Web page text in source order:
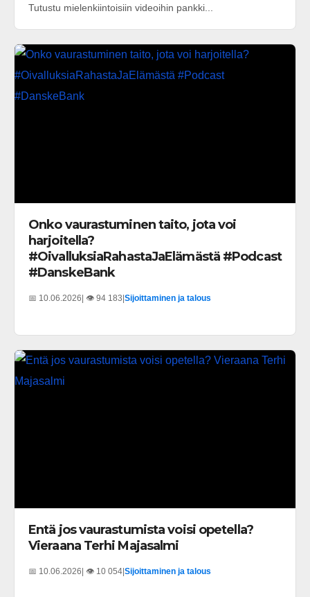
Tutustu mielenkiintoisiin videoihin pankki...
Onko vaurastuminen taito, jota voi
harjoitella?
#OivalluksiaRahastaJaElämästä #Podcast
#DanskeBank
📅 10.06.2026| 👁️ 94 183|Sijoittaminen ja talous
Entä jos vaurastumista voisi opetella?
Vieraana Terhi Majasalmi
📅 10.06.2026 | 👁️ 10 054 Sijoittaminen ja talous